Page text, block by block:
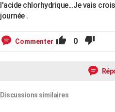
l'acide chlorhydrique...Je vais
journée .
Commenter 0
Discussions similaires